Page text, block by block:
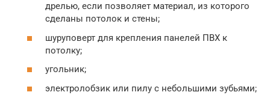
дрелью, если позволяет материал, из которого
сделаны потолок и стены;
шуруповерт для крепления панелей ПВХ к
потолку;
угольник;
электролобзик или пилу с небольшими зубьями;